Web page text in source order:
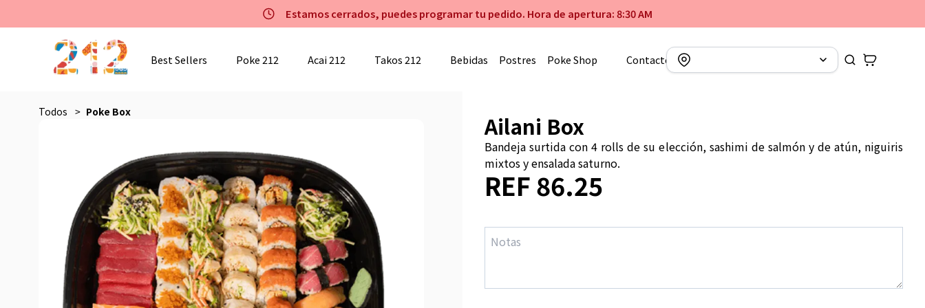
Estamos cerrados, puedes programar tu pedido. Hora de apertura: 8:30 AM
Best Sellers Poke 212 Acai 212 Takos 212 Bebidas Postres Poke Shop Contacto
Todos Poke Box Ailani Box
Bandeja surtida con 4 rolls de su elección, sashimi de salmón y de atún, niguiris
mixtos y ensalada saturno.
REF 86.25